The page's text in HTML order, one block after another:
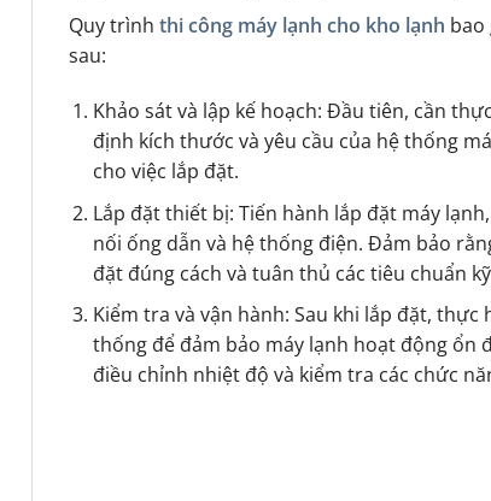
Quy trình thi công máy lạnh cho kho lạnh bao
sau:
Khảo sát và lập kế hoạch: Đầu tiên, cần
định kích thước và yêu cầu của hệ thống
cho việc lắp đặt.
Lắp đặt thiết bị: Tiến hành lắp đặt máy
nối ống dẫn và hệ thống điện. Đảm bảo
đặt đúng cách và tuân thủ các tiêu chuẩn
Kiểm tra và vận hành: Sau khi lắp đặt,
thống để đảm bảo máy lạnh hoạt động ổn
điều chỉnh nhiệt độ và kiểm tra các chức